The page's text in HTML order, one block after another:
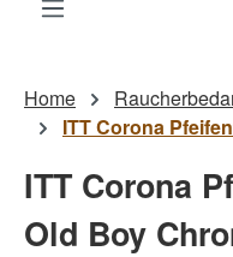
Home
ITT Corona
ITT Corona
Old Boy